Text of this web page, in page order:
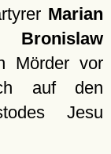
Marian
Bronislaw
Mörder vor
auf den
Jesu